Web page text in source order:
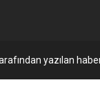
yazılan